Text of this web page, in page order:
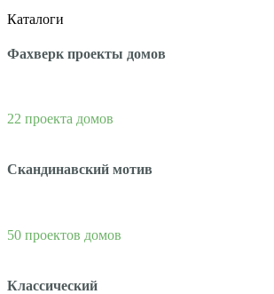
Каталоги
Фахверк проекты домов
22 проекта домов
Скандинавский мотив
50 проектов домов
Классический